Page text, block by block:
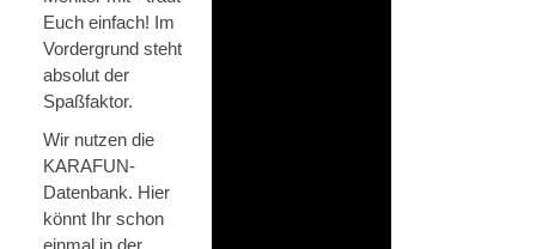
Euch einfach! Im
Vordergrund steht
absolut der
Spaßfaktor.
Wir nutzen die
KARAFUN-
Datenbank. Hier
könnt Ihr schon
einmal in der